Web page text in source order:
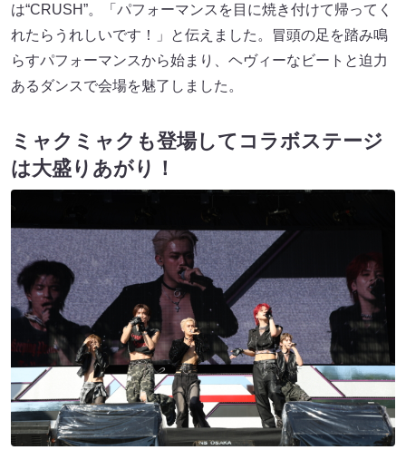
は“CRUSH”。「パフォーマンスを目に焼き付けて帰ってく
れたらうれしいです！」と伝えました。冒頭の足を踏み鳴
らすパフォーマンスから始まり、ヘヴィーなビートと迫力
あるダンスで会場を魅了しました。
ミャクミャクも登場してコラボステージ
は大盛りあがり！